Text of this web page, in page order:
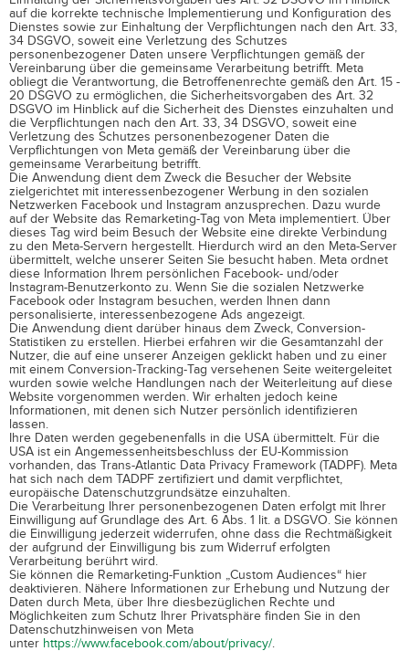
auf die korrekte technische Implementierung und Konfiguration des
Dienstes sowie zur Einhaltung der Verpflichtungen nach den Art. 33,
34 DSGVO, soweit eine Verletzung des Schutzes
personenbezogener Daten unsere Verpflichtungen gemäß der
Vereinbarung über die gemeinsame Verarbeitung betrifft. Meta
obliegt die Verantwortung, die Betroffenenrechte gemäß den Art. 15 -
20 DSGVO zu ermöglichen, die Sicherheitsvorgaben des Art. 32
DSGVO im Hinblick auf die Sicherheit des Dienstes einzuhalten und
die Verpflichtungen nach den Art. 33, 34 DSGVO, soweit eine
Verletzung des Schutzes personenbezogener Daten die
Verpflichtungen von Meta gemäß der Vereinbarung über die
gemeinsame Verarbeitung betrifft.
Die Anwendung dient dem Zweck die Besucher der Website
zielgerichtet mit interessenbezogener Werbung in den sozialen
Netzwerken Facebook und Instagram anzusprechen. Dazu wurde
auf der Website das Remarketing-Tag von Meta implementiert. Über
dieses Tag wird beim Besuch der Website eine direkte Verbindung
zu den Meta-Servern hergestellt. Hierdurch wird an den Meta-Server
übermittelt, welche unserer Seiten Sie besucht haben. Meta ordnet
diese Information Ihrem persönlichen Facebook- und/oder
Instagram-Benutzerkonto zu. Wenn Sie die sozialen Netzwerke
Facebook oder Instagram besuchen, werden Ihnen dann
personalisierte, interessenbezogene Ads angezeigt.
Die Anwendung dient darüber hinaus dem Zweck, Conversion-
Statistiken zu erstellen. Hierbei erfahren wir die Gesamtanzahl der
Nutzer, die auf eine unserer Anzeigen geklickt haben und zu einer
mit einem Conversion-Tracking-Tag versehenen Seite weitergeleitet
wurden sowie welche Handlungen nach der Weiterleitung auf diese
Website vorgenommen werden. Wir erhalten jedoch keine
Informationen, mit denen sich Nutzer persönlich identifizieren
lassen.
Ihre Daten werden gegebenenfalls in die USA übermittelt. Für die
USA ist ein Angemessenheitsbeschluss der EU-Kommission
vorhanden, das Trans-Atlantic Data Privacy Framework (TADPF). Meta
hat sich nach dem TADPF zertifiziert und damit verpflichtet,
europäische Datenschutzgrundsätze einzuhalten.
Die Verarbeitung Ihrer personenbezogenen Daten erfolgt mit Ihrer
Einwilligung auf Grundlage des Art. 6 Abs. 1 lit. a DSGVO. Sie können
die Einwilligung jederzeit widerrufen, ohne dass die Rechtmäßigkeit
der aufgrund der Einwilligung bis zum Widerruf erfolgten
Verarbeitung berührt wird.
Sie können die Remarketing-Funktion „Custom Audiences“ hier
deaktivieren. Nähere Informationen zur Erhebung und Nutzung der
Daten durch Meta, über Ihre diesbezüglichen Rechte und
Möglichkeiten zum Schutz Ihrer Privatsphäre finden Sie in den
Datenschutzhinweisen von Meta
unter https://www.facebook.com/about/privacy/.